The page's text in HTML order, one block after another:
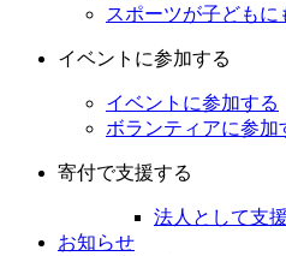
スポーツが子どもに
イベントに参加する
イベントに参加する
ボランティアに参加
寄付で支援する
法人として支
お知らせ